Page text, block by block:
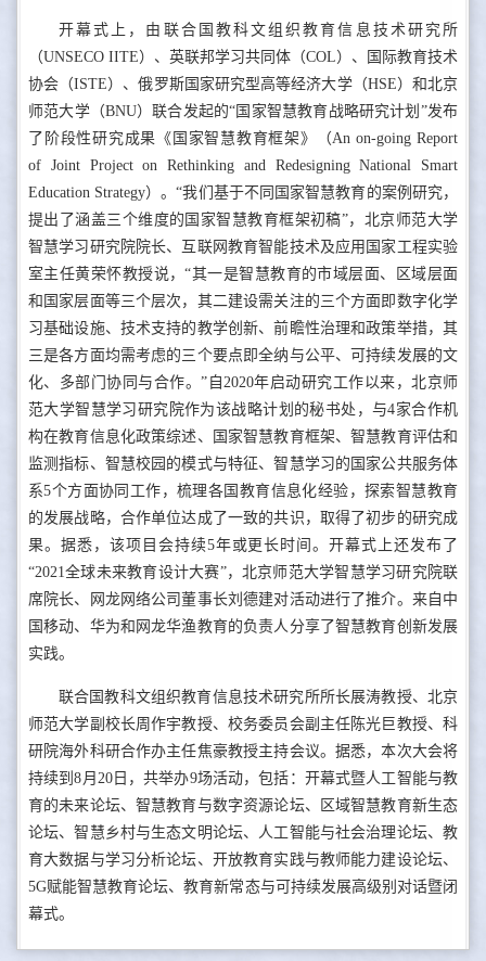
开幕式上，由联合国教科文组织教育信息技术研究所
（UNSECO IITE）、英联邦学习共同体（COL）、国际教育技术
协会（ISTE）、俄罗斯国家研究型高等经济大学（HSE）和北京
师范大学（BNU）联合发起的“国家智慧教育战略研究计划”发布
了阶段性研究成果《国家智慧教育框架》（An on-going Report
of Joint Project on Rethinking and Redesigning National Smart
Education Strategy）。“我们基于不同国家智慧教育的案例研究，
提出了涵盖三个维度的国家智慧教育框架初稿”，北京师范大学
智慧学习研究院院长、互联网教育智能技术及应用国家工程实验
室主任黄荣怀教授说，“其一是智慧教育的市域层面、区域层面
和国家层面等三个层次，其二建设需关注的三个方面即数字化学
习基础设施、技术支持的教学创新、前瞻性治理和政策举措，其
三是各方面均需考虑的三个要点即全纳与公平、可持续发展的文
化、多部门协同与合作。”自2020年启动研究工作以来，北京师
范大学智慧学习研究院作为该战略计划的秘书处，与4家合作机
构在教育信息化政策综述、国家智慧教育框架、智慧教育评估和
监测指标、智慧校园的模式与特征、智慧学习的国家公共服务体
系5个方面协同工作，梳理各国教育信息化经验，探索智慧教育
的发展战略，合作单位达成了一致的共识，取得了初步的研究成
果。据悉，该项目会持续5年或更长时间。开幕式上还发布了
“2021全球未来教育设计大赛”，北京师范大学智慧学习研究院联
席院长、网龙网络公司董事长刘德建对活动进行了推介。来自中
国移动、华为和网龙华渔教育的负责人分享了智慧教育创新发展
实践。
联合国教科文组织教育信息技术研究所所长展涛教授、北京
师范大学副校长周作宇教授、校务委员会副主任陈光巨教授、科
研院海外科研合作办主任焦豪教授主持会议。据悉，本次大会将
持续到8月20日，共举办9场活动，包括：开幕式暨人工智能与教
育的未来论坛、智慧教育与数字资源论坛、区域智慧教育新生态
论坛、智慧乡村与生态文明论坛、人工智能与社会治理论坛、教
育大数据与学习分析论坛、开放教育实践与教师能力建设论坛、
5G赋能智慧教育论坛、教育新常态与可持续发展高级别对话暨闭
幕式。